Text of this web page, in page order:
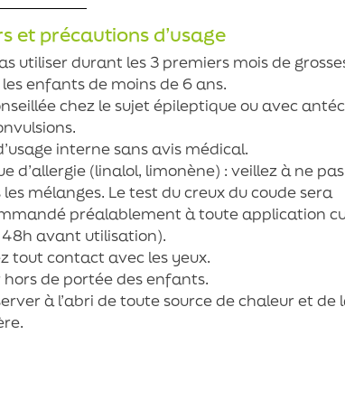
et précautions d’usage
utiliser durant les 3 premiers mois de
enfants de moins de 6 ans.
chez le sujet épileptique ou avec
interne sans avis médical.
d’allergie (linalol, limonène) : veillez à ne
mélanges. Le test du creux du coude sera
préalablement à toute application
avant utilisation).
tout contact avec les yeux.
hors de portée des enfants.
à l’abri de toute source de chaleur et de